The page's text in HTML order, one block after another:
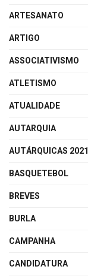
ARTESANATO
ARTIGO
ASSOCIATIVISMO
ATLETISMO
ATUALIDADE
AUTARQUIA
AUTÁRQUICAS 2021
BASQUETEBOL
BREVES
BURLA
CAMPANHA
CANDIDATURA